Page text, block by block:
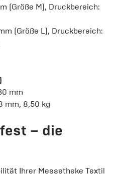
(Größe M), Druckbereich:
(Größe L), Druckbereich:
mm
mm, 8,50 kg
– die
Ihrer Messetheke Textil